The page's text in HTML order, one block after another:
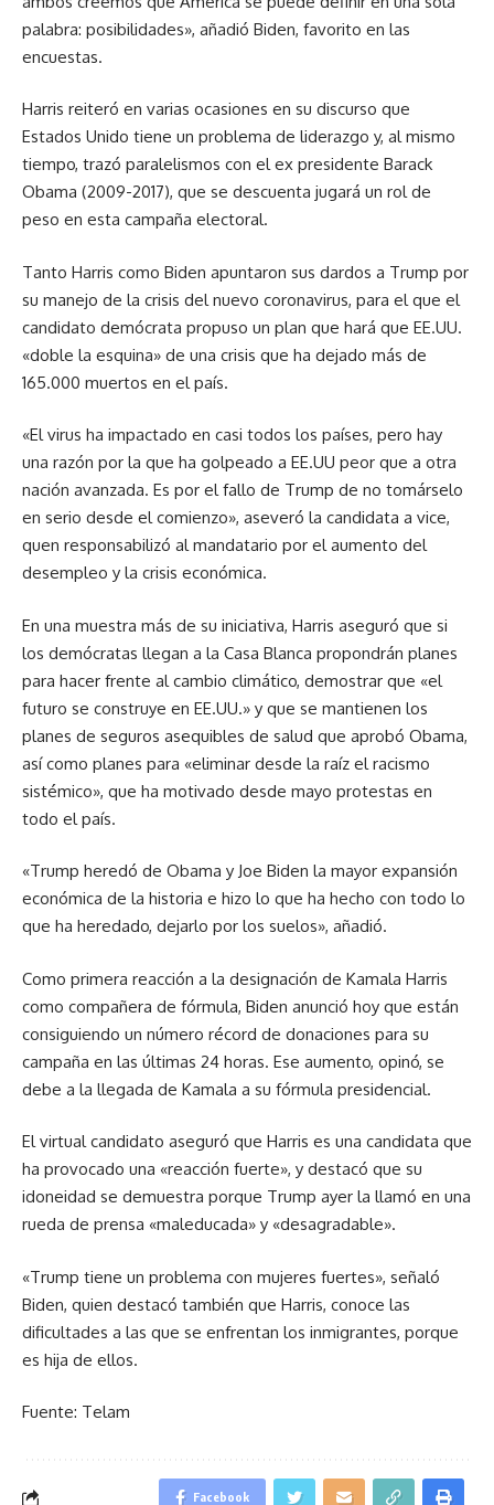
palabra: posibilidades», añadió Biden, favorito en las
encuestas.
Harris reiteró en varias ocasiones en su discurso que
Estados Unido tiene un problema de liderazgo y, al mismo
tiempo, trazó paralelismos con el ex presidente Barack
Obama (2009-2017), que se descuenta jugará un rol de
peso en esta campaña electoral.
Tanto Harris como Biden apuntaron sus dardos a Trump por
su manejo de la crisis del nuevo coronavirus, para el que el
candidato demócrata propuso un plan que hará que EE.UU.
«doble la esquina» de una crisis que ha dejado más de
165.000 muertos en el país.
«El virus ha impactado en casi todos los países, pero hay
una razón por la que ha golpeado a EE.UU peor que a otra
nación avanzada. Es por el fallo de Trump de no tomárselo
en serio desde el comienzo», aseveró la candidata a vice,
quen responsabilizó al mandatario por el aumento del
desempleo y la crisis económica.
En una muestra más de su iniciativa, Harris aseguró que si
los demócratas llegan a la Casa Blanca propondrán planes
para hacer frente al cambio climático, demostrar que «el
futuro se construye en EE.UU.» y que se mantienen los
planes de seguros asequibles de salud que aprobó Obama,
así como planes para «eliminar desde la raíz el racismo
sistémico», que ha motivado desde mayo protestas en
todo el país.
«Trump heredó de Obama y Joe Biden la mayor expansión
económica de la historia e hizo lo que ha hecho con todo lo
que ha heredado, dejarlo por los suelos», añadió.
Como primera reacción a la designación de Kamala Harris
como compañera de fórmula, Biden anunció hoy que están
consiguiendo un número récord de donaciones para su
campaña en las últimas 24 horas. Ese aumento, opinó, se
debe a la llegada de Kamala a su fórmula presidencial.
El virtual candidato aseguró que Harris es una candidata que
ha provocado una «reacción fuerte», y destacó que su
idoneidad se demuestra porque Trump ayer la llamó en una
rueda de prensa «maleducada» y «desagradable».
«Trump tiene un problema con mujeres fuertes», señaló
Biden, quien destacó también que Harris, conoce las
dificultades a las que se enfrentan los inmigrantes, porque
es hija de ellos.
Fuente: Telam
Facebook